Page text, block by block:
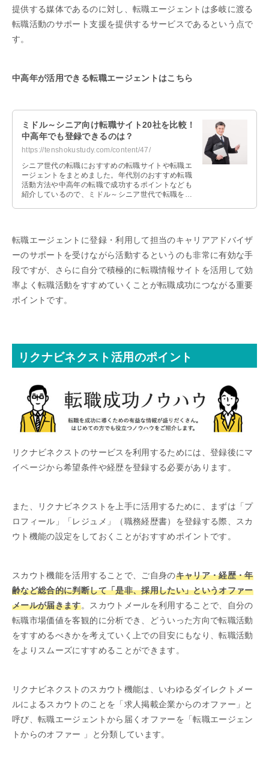
提供する媒体であるのに対し、転職エージェントは多岐に渡る
転職活動のサポート支援を提供するサービスであるという点で
す。
中高年が活用できる転職エージェントはこちら
ミドル～シニア向け転職サイト20社を比較！
中高年でも登録できるのは？
https://tenshokustudy.com/content/47/
シニア世代の転職におすすめの転職サイトや転職エ
ージェントをまとめました。年代別のおすすめ転職
活動方法や中高年の転職で成功するポイントなども
紹介しているので、ミドル～シニア世代で転職を考
転職エージェントに登録・利用して担当のキャリアアドバイザ
ーのサポートを受けながら活動するというのも非常に有効な手
段ですが、さらに自分で積極的に転職情報サイトを活用して効
率よく転職活動をすすめていくことが転職成功につながる重要
ポイントです。
リクナビネクスト活用のポイント
リクナビネクストのサービスを利用するためには、登録後にマ
イページから希望条件や経歴を登録する必要があります。
また、リクナビネクストを上手に活用するために、まずは「プ
ロフィール」「レジュメ」（職務経歴書）を登録する際、スカ
ウト機能の設定をしておくことがおすすめポイントです。
スカウト機能を活用することで、ご自身のキャリア・経歴・年
齢など総合的に判断して「是非、採用したい」というオファー
メールが届きます。スカウトメールを利用することで、自分の
転職市場価値を客観的に分析でき、どういった方向で転職活動
をすすめるべきかを考えていく上での目安にもなり、転職活動
をよりスムーズにすすめることができます。
リクナビネクストのスカウト機能は、いわゆるダイレクトメー
ルによるスカウトのことを「求人掲載企業からのオファー」と
呼び、転職エージェントから届くオファーを「転職エージェン
トからのオファー 」と分類しています。